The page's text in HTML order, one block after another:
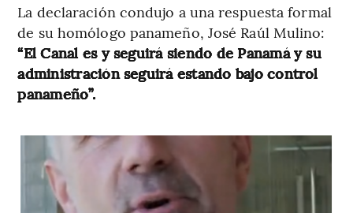
La declaración condujo a una respuesta formal
de su homólogo panameño, José Raúl Mulino:
“El Canal es y seguirá siendo de Panamá y su
administración seguirá estando bajo control
panameño”.